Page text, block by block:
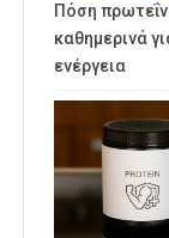
Πόση
καθημερινά
ενέργεια